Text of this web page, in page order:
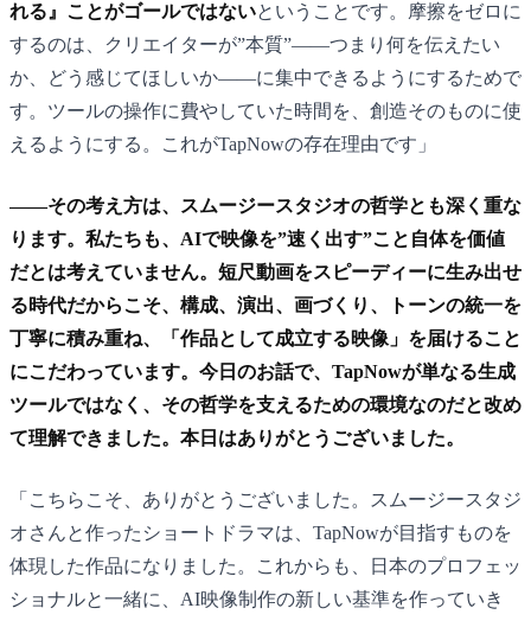
れる』ことがゴールではないということです。摩擦をゼロに
するのは、クリエイターが”本質”——つまり何を伝えたい
か、どう感じてほしいか——に集中できるようにするためで
す。ツールの操作に費やしていた時間を、創造そのものに使
えるようにする。これがTapNowの存在理由です」
——その考え方は、スムージースタジオの哲学とも深く重な
ります。私たちも、AIで映像を”速く出す”こと自体を価値
だとは考えていません。短尺動画をスピーディーに生み出せ
る時代だからこそ、構成、演出、画づくり、トーンの統一を
丁寧に積み重ね、「作品として成立する映像」を届けること
にこだわっています。今日のお話で、TapNowが単なる生成
ツールではなく、その哲学を支えるための環境なのだと改め
て理解できました。本日はありがとうございました。
「こちらこそ、ありがとうございました。スムージースタジ
オさんと作ったショートドラマは、TapNowが目指すものを
体現した作品になりました。これからも、日本のプロフェッ
ショナルと一緒に、AI映像制作の新しい基準を作っていき